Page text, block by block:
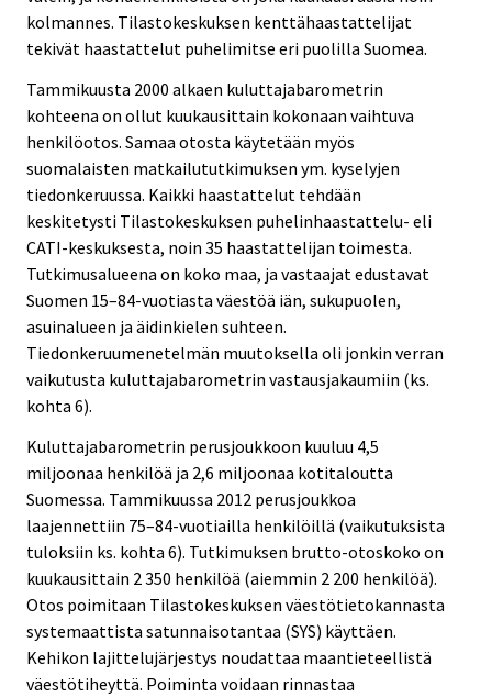
kolmannes. Tilastokeskuksen kenttähaastattelijat
tekivät haastattelut puhelimitse eri puolilla Suomea.
Tammikuusta 2000 alkaen kuluttajabarometrin
kohteena on ollut kuukausittain kokonaan vaihtuva
henkilöotos. Samaa otosta käytetään myös
suomalaisten matkailututkimuksen ym. kyselyjen
tiedonkeruussa. Kaikki haastattelut tehdään
keskitetysti Tilastokeskuksen puhelinhaastattelu- eli
CATI-keskuksesta, noin 35 haastattelijan toimesta.
Tutkimusalueena on koko maa, ja vastaajat edustavat
Suomen 15–84-vuotiasta väestöä iän, sukupuolen,
asuinalueen ja äidinkielen suhteen.
Tiedonkeruumenetelmän muutoksella oli jonkin verran
vaikutusta kuluttajabarometrin vastausjakaumiin (ks.
kohta 6).
Kuluttajabarometrin perusjoukkoon kuuluu 4,5
miljoonaa henkilöä ja 2,6 miljoonaa kotitaloutta
Suomessa. Tammikuussa 2012 perusjoukkoa
laajennettiin 75–84-vuotiailla henkilöillä (vaikutuksista
tuloksiin ks. kohta 6). Tutkimuksen brutto-otoskoko on
kuukausittain 2 350 henkilöä (aiemmin 2 200 henkilöä).
Otos poimitaan Tilastokeskuksen väestötietokannasta
systemaattista satunnaisotantaa (SYS) käyttäen.
Kehikon lajittelujärjestys noudattaa maantieteellistä
väestötiheyttä. Poiminta voidaan rinnastaa